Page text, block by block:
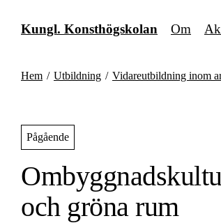
innehållet
Kungl. Konsthögskolan Om
Hem / Utbildning / Vidareutbildning inom
Pågående
och gröna rum